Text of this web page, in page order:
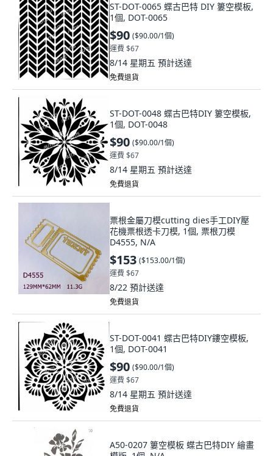
ST-DOT-0065 蝶古巴特 DIY 簍空模板,
1個, DOT-0065
$90 ($90.00/1個)
運費 $67
8/14 星期五 預計送達
免費退貨
ST-DOT-0048 蝶古巴特DIY 簍空模板,
1個, DOT-0048
$90 ($90.00/1個)
運費 $67
8/14 星期五 預計送達
免費退貨
票根金屬刀模cutting dies手工DIY壓
花機票根透卡刀模, 1個, 票根刀模
D4555, N/A
$153 ($153.00/1個)
運費 $67
8/22 預計送達
免費退貨
ST-DOT-0041 蝶古巴特DIY鏤空模板,
1個, DOT-0041
$90 ($90.00/1個)
運費 $67
8/14 星期五 預計送達
免費退貨
A50-0207 簍空模板 蝶古巴特DIY 繪畫